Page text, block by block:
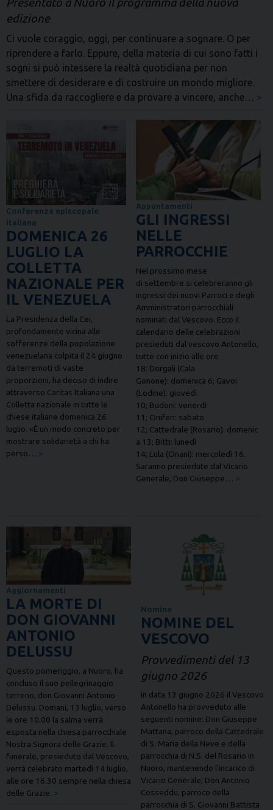
Presentato a Nuoro il programma della nuova
edizione
Ci vuole coraggio, oggi, per continuare a sognare. O per
riprendere a farlo. Eppure, della materia di cui sono fatti i
sogni si può intessere la realtà quotidiana per non
smettere di desiderare e di costruire un mondo migliore.
Una sfida da raccogliere e da provare a vincere, anche… >
Conferenza episcopale
italiana
DOMENICA 26
LUGLIO LA
COLLETTA
NAZIONALE PER
IL VENEZUELA
La Presidenza della Cei,
profondamente vicina alle
sofferenze della popolazione
venezuelana colpita il 24 giugno
da terremoti di vaste
proporzioni, ha deciso di indire
attraverso Caritas Italiana una
Colletta nazionale in tutte le
chiese italiane domenica 26
luglio. «È un modo concreto per
mostrare solidarietà a chi ha
perso… >
Appuntamenti
GLI INGRESSI
NELLE
PARROCCHIE
Nel prossimo mese
di settembre si celebreranno gli
ingressi dei nuovi Parroci e degli
Amministratori parrocchiali
nominati dal Vescovo. Ecco il
calendario delle celebrazioni
presieduti dal vescovo Antonello,
tutte con inizio alle ore
18: Dorgali (Cala
Gonone): domenica 6; Gavoi
(Lodine): giovedì
10; Budoni: venerdì
11; Oniferi: sabato
12; Cattedrale (Rosario): domenic
a 13; Bitti: lunedì
14; Lula (Onanì): mercoledì 16.
Saranno presiedute dal Vicario
Generale, Don Giuseppe… >
Aggiornamenti
LA MORTE DI
DON GIOVANNI
ANTONIO
DELUSSU
Questo pomeriggio, a Nuoro, ha
concluso il suo pellegrinaggio
terreno, don Giovanni Antonio
Delussu. Domani, 13 luglio, verso
le ore 10.00 la salma verrà
esposta nella chiesa parrocchiale
Nostra Signora delle Grazie. Il
funerale, presieduto dal Vescovo,
verrà celebrato martedì 14 luglio,
alle ore 16.30 sempre nella chiesa
delle Grazie. >
Nomine
NOMINE DEL
VESCOVO
Provvedimenti del 13
giugno 2026
In data 13 giugno 2026 il Vescovo
Antonello ha provveduto alle
seguenti nomine: Don Giuseppe
Mattana, parroco della Cattedrale
di S. Maria della Neve e della
parrocchia di N.S. del Rosario in
Nuoro, mantenendo l’incarico di
Vicario Generale; Don Antonio
Cosseddu, parroco della
parrocchia di S. Giovanni Battista